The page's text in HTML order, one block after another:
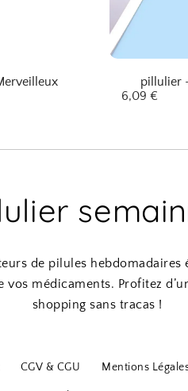
pillulier
6,09 €
de pilules
médicaments. Profitez
shopping sans tracas !
CGV & CGU Mentions